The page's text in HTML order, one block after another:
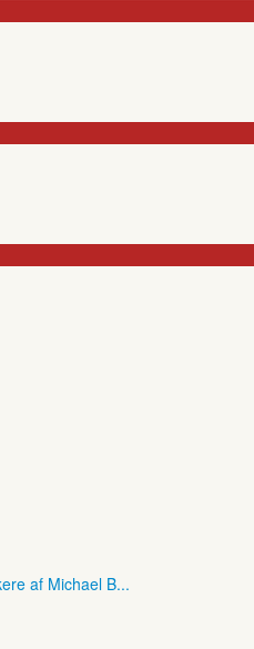
af Michael B...